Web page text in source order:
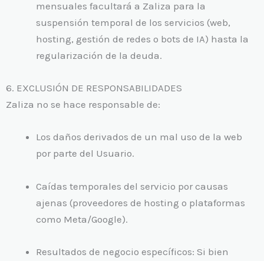
mensuales facultará a Zaliza para la
suspensión temporal de los servicios (web,
hosting, gestión de redes o bots de IA) hasta la
regularización de la deuda.
6. EXCLUSIÓN DE RESPONSABILIDADES
Zaliza no se hace responsable de:
Los daños derivados de un mal uso de la web
por parte del Usuario.
Caídas temporales del servicio por causas
ajenas (proveedores de hosting o plataformas
como Meta/Google).
Resultados de negocio específicos: Si bien